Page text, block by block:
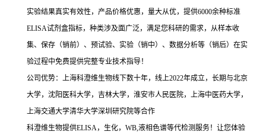
实验结果真实有效性，产品价格优惠，量大从优，提供6000余种标准
ELISA试剂盒指标，种类涉及面广泛，满足您科研的需求，从样本收
集、保存（销前）、预试验、实验（销中）、数据分析等（销后）在实
验过程中免费提供完整专业技术指导！
公司优势：上海科澄维生物线下数十年，线上2022年成立，长期与北京
大学，沈阳医科大学，吉林大学，淮安市人民医院，上海中医药大学，
上海交通大学清华大学深圳研究院等合作
科澄维生物提供ELISA，生化，WB,液相色谱等代检测服务！让您体验